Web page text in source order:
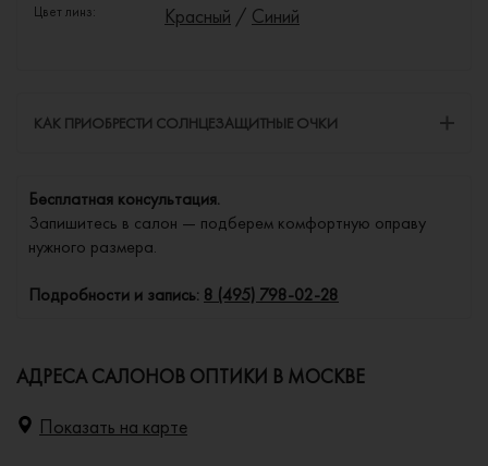
Цвет линз: Красный / Синий
КАК ПРИОБРЕСТИ СОЛНЦЕЗАЩИТНЫЕ ОЧКИ
Бесплатная консультация.
Запишитесь в салон — подберем комфортную оправу
нужного размера.
Подробности и запись: 8 (495) 798-02-28
АДРЕСА САЛОНОВ ОПТИКИ В МОСКВЕ
Показать на карте